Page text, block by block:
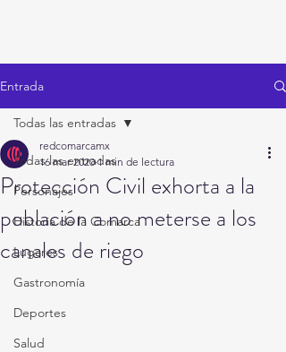
Entrada
Todas las entradas
Personajes
Historia de la Comarca
Lugares
Gastronomía
Deportes
Salud
Todas las entradas
Protección Civil exhorta a la
población a no meterse a los
canales de riego
redcomarcamx
16 mar 2020 1 min de lectura